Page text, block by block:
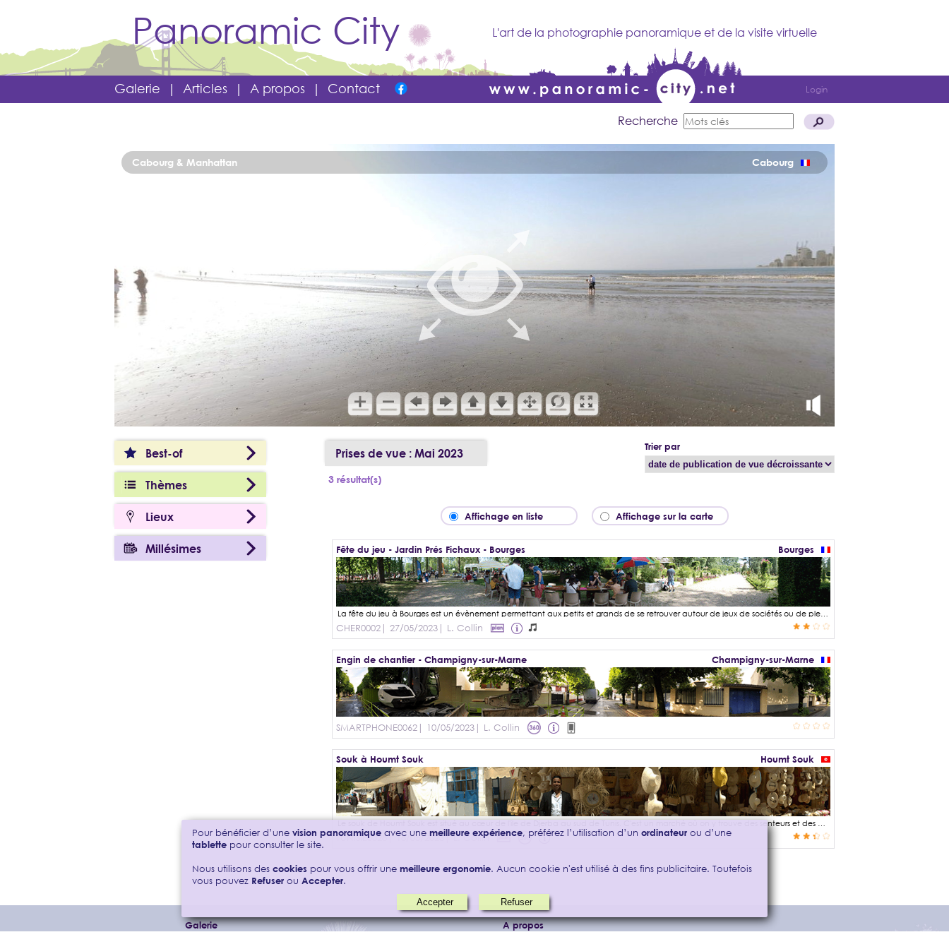
Panoramic City L'art de la photographie panoramique et de la visite virtuelle
Galerie | Articles | A propos | Contact Login
Recherche
Best-of
Thèmes
Lieux
Millésimes
Prises de vue : Mai 2023
3 résultat(s)
Trier par
Affichage en liste Affichage sur la carte
Fête du jeu - Jardin Prés Fichaux - Bourges Bourges
La fête du jeu à Bourges est un évènement permettant aux petits et grands de se retrouver autour de jeux de sociétés ou de plein air comme les échasses, les boules ou le jeu de quilles. Elle a lieu tous les ans entre la fin du mois de mai et le début du mois de juin dans les jardins des Prés-Fichaux et est organisée par l'OMSJC (Office municipal des sports, de la jeunesse et de la culture) réunissant une quinzaine de services et d'associations. On y trouve des centaines de jeux et une ambiance bon enfant dans ce magnifique jardin.
CHER0002 | 27/05/2023 | L. Collin
Engin de chantier - Champigny-sur-Marne Champigny-sur-Marne
SMARTPHONE0062 | 10/05/2023 | L. Collin
Souk à Houmt Souk Houmt Souk
Le souk de Houmt Souk est situé au cœur de l'ile de Djerba au sud de Tunis. C'est un marché où on y trouve des senteurs et des couleurs qui définissent la région. C'est aussi un lieu de rencontre et de traditions.
TUNISIE0028| 18/05/2023| L. Collin
Galerie A propos
Pour bénéficier d’une vision panoramique avec une meilleure expérience, préférez l’utilisation d’un ordinateur ou d’une
tablette pour consulter le site.
Nous utilisons des cookies pour vous offrir une meilleure ergonomie. Aucun cookie n'est utilisé à des fins publicitaire. Toutefois
vous pouvez Refuser ou Accepter.